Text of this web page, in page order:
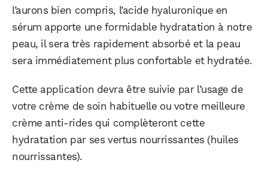
l’aurons bien compris, l’acide hyaluronique en
sérum apporte une formidable hydratation à notre
peau, il sera très rapidement absorbé et la peau
sera immédiatement plus confortable et hydratée.
Cette application devra être suivie par l’usage de
votre crème de soin habituelle ou votre meilleure
crème anti-rides qui complèteront cette
hydratation par ses vertus nourrissantes (huiles
nourrissantes).